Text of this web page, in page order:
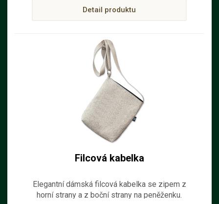
Detail produktu
Filcová kabelka
Elegantní dámská filcová kabelka se zipem z
horní strany a z boční strany na peněženku.